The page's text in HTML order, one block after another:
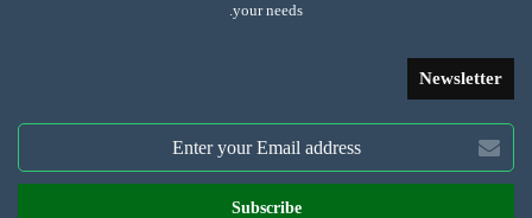
your needs.
Newsletter
your
Email